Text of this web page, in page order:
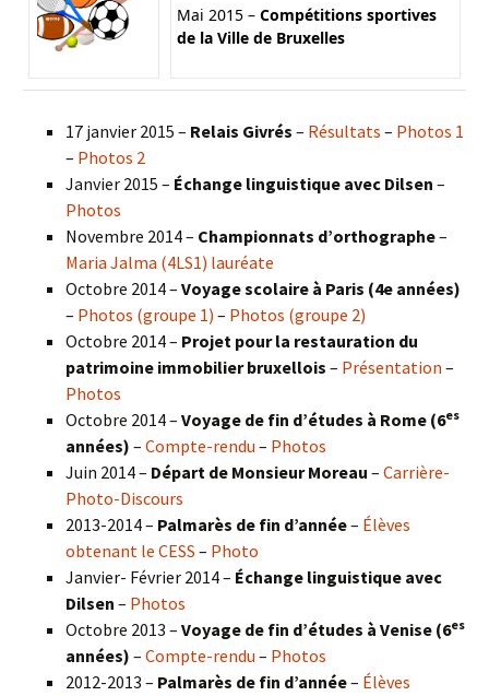
Mai 2015 – Compétitions sportives
de la Ville de Bruxelles
17 janvier 2015 – Relais Givrés – Résultats – Photos 1
– Photos 2
Janvier 2015 – Échange linguistique avec Dilsen –
Photos
Novembre 2014 – Championnats d’orthographe–
Maria Jalma (4LS1) lauréate
Octobre 2014 – Voyage scolaire à Paris (4e années)
– Photos (groupe 1) – Photos (groupe 2)
Octobre 2014 – Projet pour la restauration du
patrimoine immobilier bruxellois – Présentation –
Photos
Octobre 2014 – Voyage de fin d’études à Rome (6es
années) – Compte-rendu – Photos
Juin 2014 – Départ de Monsieur Moreau – Carrière-
Photo-Discours
2013-2014 – Palmarès de fin d’année– Élèves
obtenant le CESS – Photo
Janvier- Février 2014 – Échange linguistique avec
Dilsen – Photos
Octobre 2013 – Voyage de fin d’études à Venise (6es
années) – Compte-rendu – Photos
2012-2013 – Palmarès de fin d’année– Élèves